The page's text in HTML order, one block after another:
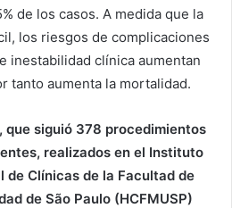
de los casos. A medida que la
los riesgos de complicaciones
inestabilidad clínica aumentan
tanto aumenta la mortalidad.
que siguió 378 procedimientos
realizados en el Instituto
de Clínicas de la Facultad de
de São Paulo (HCFMUSP)